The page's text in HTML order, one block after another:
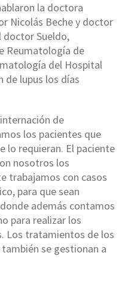
la doctora
Nicolás Beche y doctor
doctor Sueldo,
Reumatología de
del Hospital
de lupus los días
de
los pacientes que
lo requieran. El paciente
nosotros los
trabajamos con casos
para que sean
además contamos
para realizar los
Los tratamientos de los
se gestionan a